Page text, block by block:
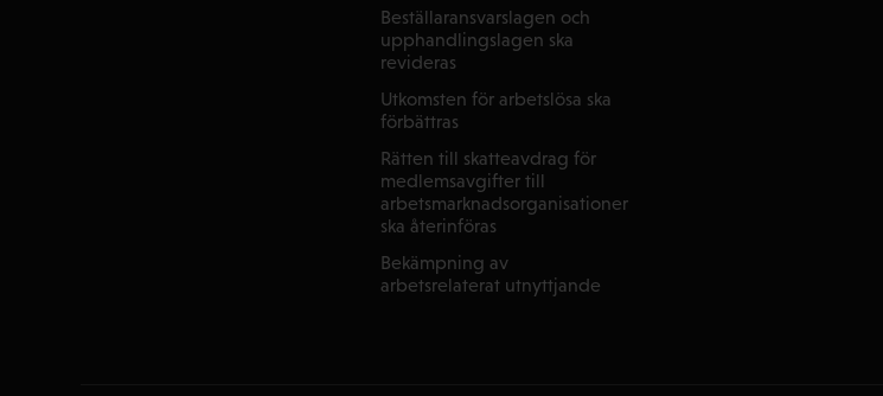
Beställaransvarslagen och
upphandlingslagen ska
revideras
Utkomsten för arbetslösa ska
förbättras
Rätten till skatteavdrag för
medlemsavgifter till
arbetsmarknadsorganisationer
ska återinföras
Bekämpning av
arbetsrelaterat utnyttjande